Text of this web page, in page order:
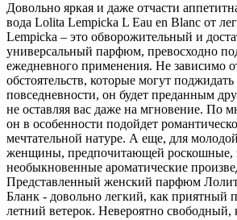
Довольно яркая и даже отчасти
вода Lolita Lempicka L Eau en Blanc от
Lempicka – это обворожительный и
универсальный парфюм, превосходно
ежедневного применения. Не зависимо
обстоятельств, которые могут
повседневности, он будет преданным
не оставляя вас даже на мгновение. По
он в особенности подойдет
мечтательной натуре. А еще, для
женщины, предпочитающей роскошные,
необыкновенные ароматические
Представленный женский парфюм
Бланк - довольно легкий, как приятный
летний ветерок. Невероятно свободный,